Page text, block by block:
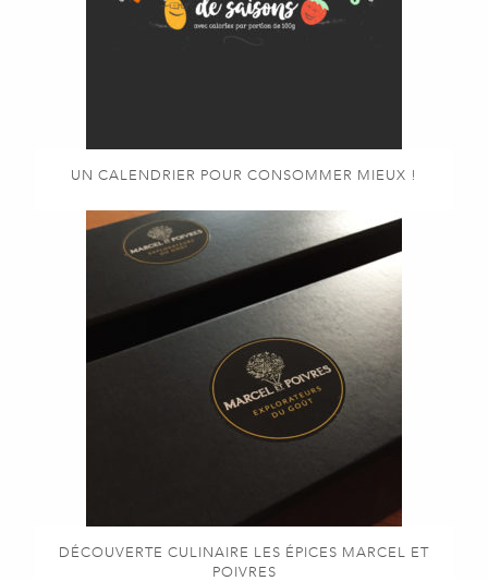
UN CALENDRIER POUR CONSOMMER MIEUX !
DÉCOUVERTE CULINAIRE LES ÉPICES MARCEL ET
POIVRES